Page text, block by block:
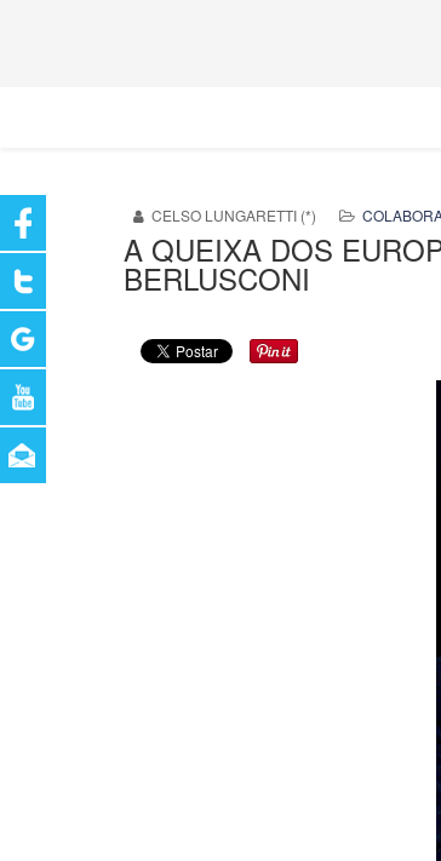
CELSO LUNGARETTI (*)
A QUEIXA DOS
BERLUSCONI